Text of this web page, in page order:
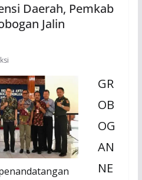
Daerah, Pemkab
Jalin
GR
OB
OG
AN
NE